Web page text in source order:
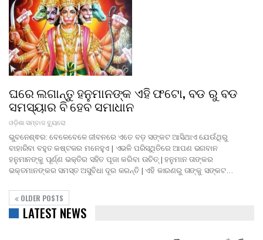
ଘରେ ଲଗାନ୍ତୁ ହନୁମାନଙ୍କ ଏହି ଫଟୋ, ବଡ ରୁ ବଡ
ସମସ୍ୟାର ବି ହେବ ସମାଧାନ
ଓଡ଼ିଶା ସମ୍ବାଦ ବ୍ୟୁରୋ
ଭୁବନେଶ୍ଵର: ବେଳେବେଳେ ଜୀବନରେ ଏତେ ବଡ଼ ସଙ୍କଟ ଆସିଥାଏ ଯେଉଁଥିରୁ
ବାହାରିବା ବହୁତ କଷ୍ଟକର ମନେହୁଏ | ଏଭଳି ପରିସ୍ଥିତିରେ ଆପଣ ଭଗବାନ
ହନୁମାନଙ୍କୁ ପୂର୍ଣ୍ଣ ଭକ୍ତିର ସହିତ ପୂଜା କରିବା ଉଚିତ୍ | ହନୁମାନ ତାଙ୍କର
ଭକ୍ତମାନଙ୍କର ସମସ୍ତ ଅସୁବିଧା ଦୂର କରନ୍ତି | ଏହି କାରଣରୁ ତାଙ୍କୁ ସଙ୍କଟ…
OLDER POSTS
LATEST NEWS